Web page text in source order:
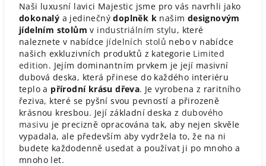
Naši luxusní lavici Majestic jsme pro vás navrhli jako
dokonalý a jedinečnýdoplněk k našim designovým
jídelním stolům v industriálním stylu, které
naleznete v nabídce jídelních stolů nebo v nabídce
našich exkluzivních produktů z kategorie Limited
edition. Jejím dominantním prvkem je její masivní
dubová deska, která přinese do každého interiéru
teplo a přírodní krásu dřeva. Je vyrobena z raritního
řeziva, které se pyšní svou pevností a přirozeně
krásnou kresbou. Její základní deska z dubového
masivu je precizně opracována tak, aby nejen skvěle
vypadala, ale především aby vydržela to, že na ni
budete každodenně usedat a používat ji po mnoho a
mnoho let.